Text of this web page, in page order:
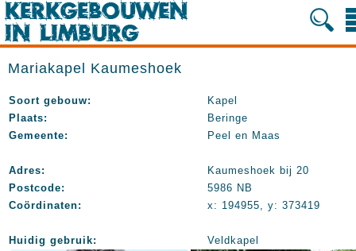
Mariakapel Kaumeshoek
Soort gebouw:
Kapel
Plaats:
Beringe
Gemeente:
Peel en Maas
Adres:
Kaumeshoek bij 20
Postcode:
5986 NB
Coördinaten:
x: 194955, y: 373419
Huidig gebruik: Veldkapel